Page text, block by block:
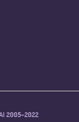
2005–2022